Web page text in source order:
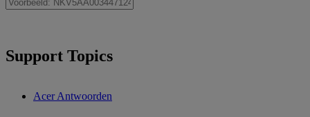
Support Topics
Acer Antwoorden